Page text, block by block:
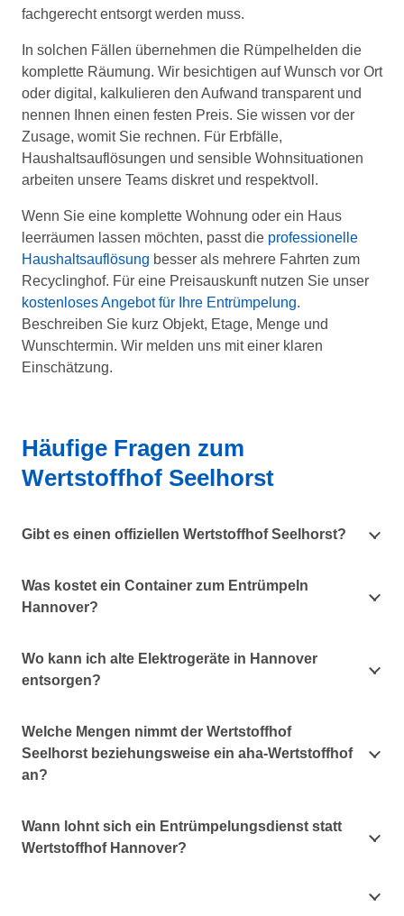
fachgerecht entsorgt werden muss.
In solchen Fällen übernehmen die Rümpelhelden die
komplette Räumung. Wir besichtigen auf Wunsch vor Ort
oder digital, kalkulieren den Aufwand transparent und
nennen Ihnen einen festen Preis. Sie wissen vor der
Zusage, womit Sie rechnen. Für Erbfälle,
Haushaltsauflösungen und sensible Wohnsituationen
arbeiten unsere Teams diskret und respektvoll.
Wenn Sie eine komplette Wohnung oder ein Haus
leerräumen lassen möchten, passt die professionelle
Haushaltsauflösung besser als mehrere Fahrten zum
Recyclinghof. Für eine Preisauskunft nutzen Sie unser
kostenloses Angebot für Ihre Entrümpelung.
Beschreiben Sie kurz Objekt, Etage, Menge und
Wunschtermin. Wir melden uns mit einer klaren
Einschätzung.
Häufige Fragen zum
Wertstoffhof Seelhorst
Gibt es einen offiziellen Wertstoffhof Seelhorst?
Was kostet ein Container zum Entrümpeln
Hannover?
Wo kann ich alte Elektrogeräte in Hannover
entsorgen?
Welche Mengen nimmt der Wertstoffhof
Seelhorst beziehungsweise ein aha-Wertstoffhof
an?
Wann lohnt sich ein Entrümpelungsdienst statt
Wertstoffhof Hannover?